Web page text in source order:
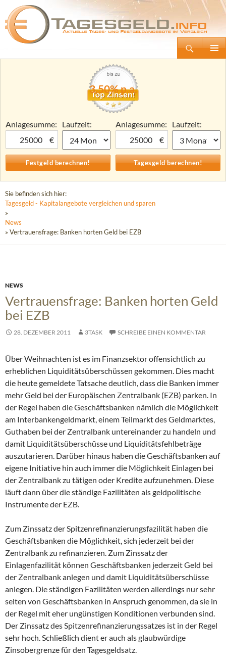
Tagesgeld.info – Tagesgeldkonten vergleichen und Tagesgeld-Zinsen berechnen
Zum
3,50% p.a.
Anlagesumme:
€
Laufzeit:
Anlagesumme:
€
Laufzeit:
Sie befinden sich hier:
Tagesgeld - Kapitalangebote vergleichen und sparen
»
News
» Vertrauensfrage: Banken horten Geld bei EZB
NEWS
Vertrauensfrage: Banken horten Geld
bei EZB
28. DEZEMBER 2011 3TASK SCHREIBE EINEN KOMMENTAR
Über Weihnachten ist es im Finanzsektor offensichtlich zu
erheblichen Liquiditätsüberschüssen gekommen. Dies macht
die heute gemeldete Tatsache deutlich, dass die Banken immer
mehr Geld bei der Europäischen Zentralbank (EZB) parken. In
der Regel haben die Geschäftsbanken nämlich die Möglichkeit
am Interbankengeldmarkt, einem Teilmarkt des Geldmarktes,
Guthaben bei der Zentralbank untereinander zu handeln und
damit Liquiditätsüberschüsse und Liquiditätsfehlbeträge
auszutarieren. Darüber hinaus haben die Geschäftsbanken auf
eigene Initiative hin auch immer die Möglichkeit Einlagen bei
der Zentralbank zu tätigen oder Kredite aufzunehmen. Diese
läuft dann über die ständige Fazilitäten als geldpolitische
Instrumente der EZB.
Zum Zinssatz der Spitzenrefinanzierungsfazilität haben die
Geschäftsbanken die Möglichkeit, sich jederzeit bei der
Zentralbank zu refinanzieren. Zum Zinssatz der
Einlagenfazilität können Geschäftsbanken jederzeit Geld bei
der Zentralbank anlegen und damit Liquiditätsüberschüsse
anlegen. Die ständigen Fazilitäten werden allerdings nur sehr
selten von Geschäftsbanken in Anspruch genommen, da sie in
der Regel mit eher ungünstigen Konditionen verbunden sind.
Der Zinssatz des Spitzenrefinanzierungssatzes ist in der Regel
sehr hoch. Schließlich dient er auch als glaubwürdige
Zinsobergrenze für den Tagesgeldsatz.